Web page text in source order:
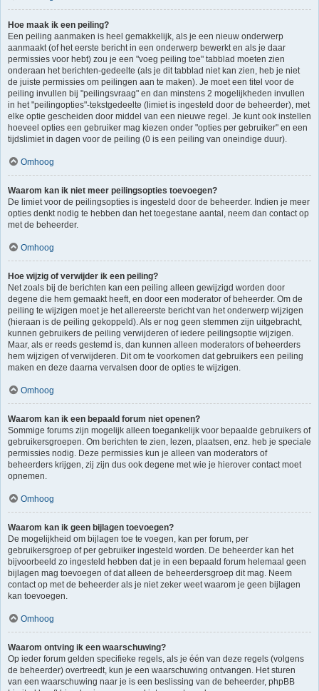
Hoe maak ik een peiling?
Een peiling aanmaken is heel gemakkelijk, als je een nieuw onderwerp
aanmaakt (of het eerste bericht in een onderwerp bewerkt en als je daar
permissies voor hebt) zou je een "voeg peiling toe" tabblad moeten zien
onderaan het berichten-gedeelte (als je dit tabblad niet kan zien, heb je niet
de juiste permissies om peilingen aan te maken). Je moet een titel voor de
peiling invullen bij "peilingsvraag" en dan minstens 2 mogelijkheden invullen
in het "peilingopties"-tekstgedeelte (limiet is ingesteld door de beheerder), met
elke optie gescheiden door middel van een nieuwe regel. Je kunt ook instellen
hoeveel opties een gebruiker mag kiezen onder "opties per gebruiker" en een
tijdslimiet in dagen voor de peiling (0 is een peiling van oneindige duur).
Omhoog
Waarom kan ik niet meer peilingsopties toevoegen?
De limiet voor de peilingsopties is ingesteld door de beheerder. Indien je meer
opties denkt nodig te hebben dan het toegestane aantal, neem dan contact op
met de beheerder.
Omhoog
Hoe wijzig of verwijder ik een peiling?
Net zoals bij de berichten kan een peiling alleen gewijzigd worden door
degene die hem gemaakt heeft, en door een moderator of beheerder. Om de
peiling te wijzigen moet je het allereerste bericht van het onderwerp wijzigen
(hieraan is de peiling gekoppeld). Als er nog geen stemmen zijn uitgebracht,
kunnen gebruikers de peiling verwijderen of iedere peilingsoptie wijzigen.
Maar, als er reeds gestemd is, dan kunnen alleen moderators of beheerders
hem wijzigen of verwijderen. Dit om te voorkomen dat gebruikers een peiling
maken en deze daarna vervalsen door de opties te wijzigen.
Omhoog
Waarom kan ik een bepaald forum niet openen?
Sommige forums zijn mogelijk alleen toegankelijk voor bepaalde gebruikers of
gebruikersgroepen. Om berichten te zien, lezen, plaatsen, enz. heb je speciale
permissies nodig. Deze permissies kun je alleen van moderators of
beheerders krijgen, zij zijn dus ook degene met wie je hierover contact moet
opnemen.
Omhoog
Waarom kan ik geen bijlagen toevoegen?
De mogelijkheid om bijlagen toe te voegen, kan per forum, per
gebruikersgroep of per gebruiker ingesteld worden. De beheerder kan het
bijvoorbeeld zo ingesteld hebben dat je in een bepaald forum helemaal geen
bijlagen mag toevoegen of dat alleen de beheerdersgroep dit mag. Neem
contact op met de beheerder als je niet zeker weet waarom je geen bijlagen
kan toevoegen.
Omhoog
Waarom ontving ik een waarschuwing?
Op ieder forum gelden specifieke regels, als je één van deze regels (volgens
de beheerder) overtreedt, kun je een waarschuwing ontvangen. Het sturen
van een waarschuwing naar je is een beslissing van de beheerder, phpBB